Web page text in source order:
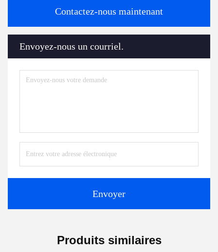
Contactez-nous maintenant
Envoyez-nous un courriel.
Envoyer
Produits similaires